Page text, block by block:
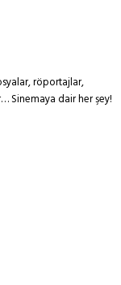
röportajlar,
Sinemaya dair her şey!